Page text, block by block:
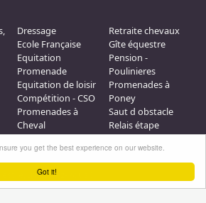
Got it!
you get the best experience on our website.
Dressage
Ecole Française
Equitation
Promenade
Equitation de loisir
Compétition - CSO
Promenades à
Cheval
Galops - Equitation
Retraite chevaux
Gîte équestre
Pension -
Poulinieres
Promenades à
Poney
Saut d obstacle
Relais étape
Inscrivez-vous !